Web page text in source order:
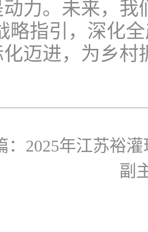
力。未来，我
略指引，深化
迈进，为乡村
： 2025年江苏裕
副